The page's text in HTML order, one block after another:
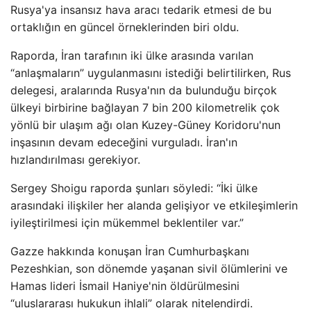
Rusya'ya insansız hava aracı tedarik etmesi de bu
ortaklığın en güncel örneklerinden biri oldu.
Raporda, İran tarafının iki ülke arasında varılan
“anlaşmaların” uygulanmasını istediği belirtilirken, Rus
delegesi, aralarında Rusya'nın da bulunduğu birçok
ülkeyi birbirine bağlayan 7 bin 200 kilometrelik çok
yönlü bir ulaşım ağı olan Kuzey-Güney Koridoru'nun
inşasının devam edeceğini vurguladı. İran'ın
hızlandırılması gerekiyor.
Sergey Shoigu raporda şunları söyledi: “İki ülke
arasındaki ilişkiler her alanda gelişiyor ve etkileşimlerin
iyileştirilmesi için mükemmel beklentiler var.”
Gazze hakkında konuşan İran Cumhurbaşkanı
Pezeshkian, son dönemde yaşanan sivil ölümlerini ve
Hamas lideri İsmail Haniye'nin öldürülmesini
“uluslararası hukukun ihlali” olarak nitelendirdi.